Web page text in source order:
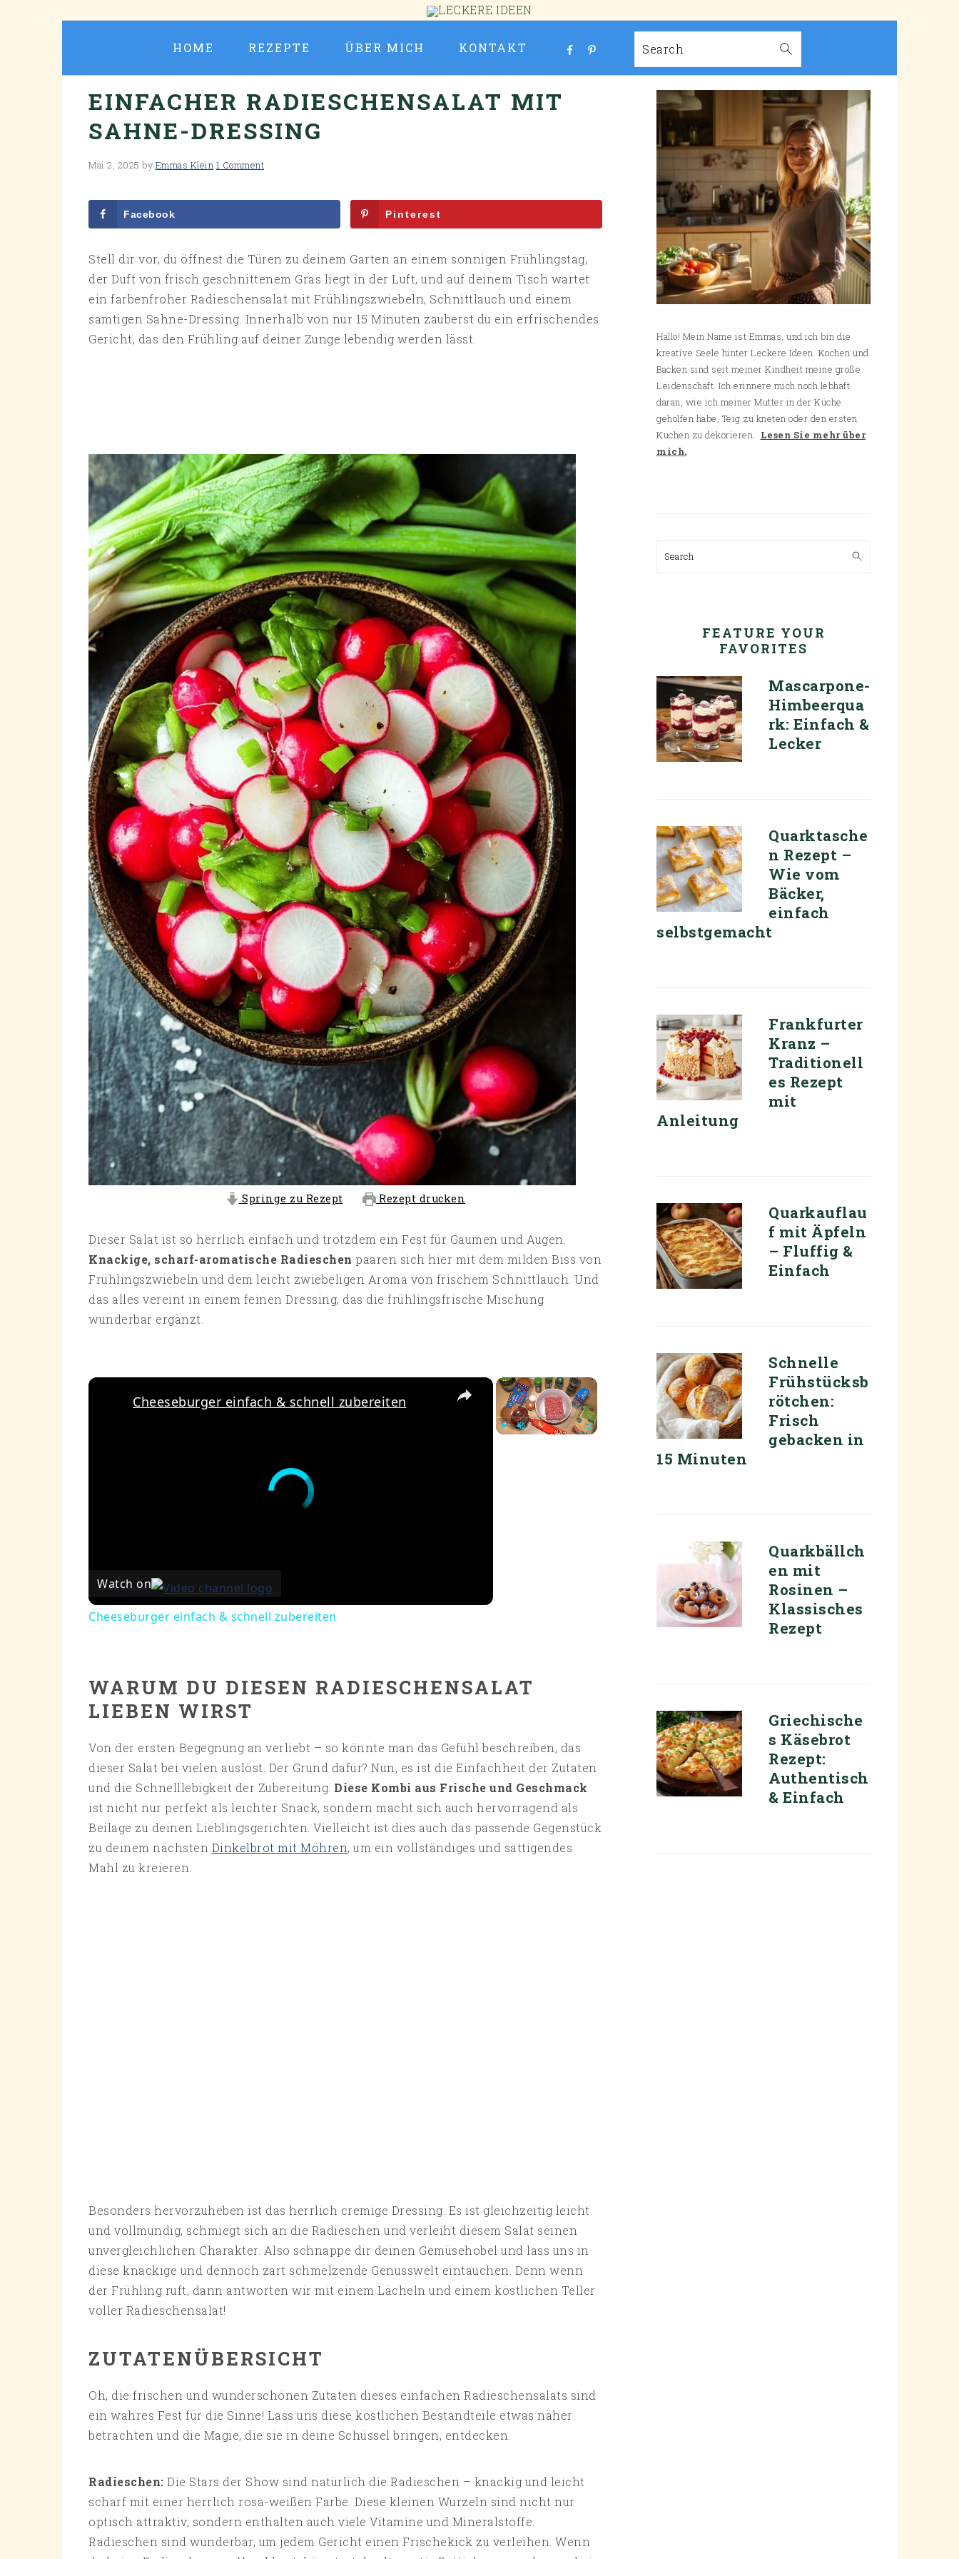
HOME REZEPTE ÜBER MICH KONTAKT Search
EINFACHER RADIESCHENSALAT MIT
SAHNE-DRESSING
Mai 2, 2025 byEmmas Klein 1 Comment
Facebook Pinterest
Stell dir vor, du öffnest die Türen zu deinem Garten an einem sonnigen Frühlingstag,
der Duft von frisch geschnittenem Gras liegt in der Luft, und auf deinem Tisch wartet
ein farbenfroher Radieschensalat mit Frühlingszwiebeln, Schnittlauch und einem
samtigen Sahne-Dressing. Innerhalb von nur 15 Minuten zauberst du ein erfrischendes
Gericht, das den Frühling auf deiner Zunge lebendig werden lässt.
Springe zu Rezept Rezept drucken
Dieser Salat ist so herrlich einfach und trotzdem ein Fest für Gaumen und Augen.
Knackige, scharf-aromatische Radieschen paaren sich hier mit dem milden Biss von
Frühlingszwiebeln und dem leicht zwiebeligen Aroma von frischem Schnittlauch. Und
das alles vereint in einem feinen Dressing, das die frühlingsfrische Mischung
wunderbar ergänzt.
×
×
Cheeseburger einfach & schnell zubereiten
Watch on
Cheeseburger einfach & schnell zubereiten
WARUM DU DIESEN RADIESCHENSALAT
LIEBEN WIRST
Von der ersten Begegnung an verliebt – so könnte man das Gefühl beschreiben, das
dieser Salat bei vielen auslöst. Der Grund dafür? Nun, es ist die Einfachheit der Zutaten
und die Schnelllebigkeit der Zubereitung. Diese Kombi aus Frische und Geschmack
ist nicht nur perfekt als leichter Snack, sondern macht sich auch hervorragend als
Beilage zu deinen Lieblingsgerichten. Vielleicht ist dies auch das passende Gegenstück
zu deinem nächsten Dinkelbrot mit Möhren, um ein vollständiges und sättigendes
Mahl zu kreieren.
Besonders hervorzuheben ist das herrlich cremige Dressing. Es ist gleichzeitig leicht
und vollmundig, schmiegt sich an die Radieschen und verleiht diesem Salat seinen
unvergleichlichen Charakter. Also schnappe dir deinen Gemüsehobel und lass uns in
diese knackige und dennoch zart schmelzende Genusswelt eintauchen. Denn wenn
der Frühling ruft, dann antworten wir mit einem Lächeln und einem köstlichen Teller
voller Radieschensalat!
ZUTATENÜBERSICHT
Oh, die frischen und wunderschönen Zutaten dieses einfachen Radieschensalats sind
ein wahres Fest für die Sinne! Lass uns diese köstlichen Bestandteile etwas näher
betrachten und die Magie, die sie in deine Schüssel bringen, entdecken.
Radieschen: Die Stars der Show sind natürlich die Radieschen – knackig und leicht
scharf mit einer herrlich rosa-weißen Farbe. Diese kleinen Wurzeln sind nicht nur
optisch attraktiv, sondern enthalten auch viele Vitamine und Mineralstoffe.
Radieschen sind wunderbar, um jedem Gericht einen Frischekick zu verleihen. Wenn
PRIMARY
SIDEBAR
Hallo! Mein Name ist Emmas, und ich bin die
kreative Seele hinter Leckere Ideen. Kochen und
Backen sind seit meiner Kindheit meine große
Leidenschaft. Ich erinnere mich noch lebhaft
daran, wie ich meiner Mutter in der Küche
geholfen habe, Teig zu kneten oder den ersten
Kuchen zu dekorieren. Lesen Sie mehr über
mich.
Search
FEATURE YOUR
FAVORITES
Mascarpone-
Himbeerqua
rk: Einfach &
Lecker
Quarktasche
n Rezept –
Wie vom
Bäcker,
einfach
selbstgemacht
Frankfurter
Kranz –
Traditionell
es Rezept
mit
Anleitung
Quarkauflau
f mit Äpfeln
– Fluffig &
Einfach
Schnelle
Frühstücksb
rötchen:
Frisch
gebacken in
15 Minuten
Quarkbällch
en mit
Rosinen –
Klassisches
Rezept
Griechische
s Käsebrot
Rezept:
Authentisch
& Einfach